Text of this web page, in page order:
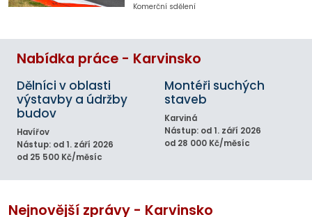
Komerční sdělení
Nabídka práce - Karvinsko
Dělníci v oblasti
výstavby a údržby
budov
Havířov
Nástup: od 1. září 2026
od 25 500 Kč/měsíc
Montéři suchých
staveb
Karviná
Nástup: od 1. září 2026
od 28 000 Kč/měsíc
Nejnovější zprávy - Karvinsko